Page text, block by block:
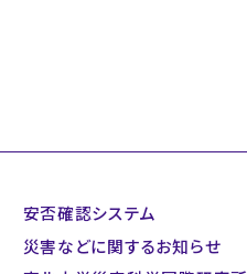
安否確認システム
災害などに関するお知らせ